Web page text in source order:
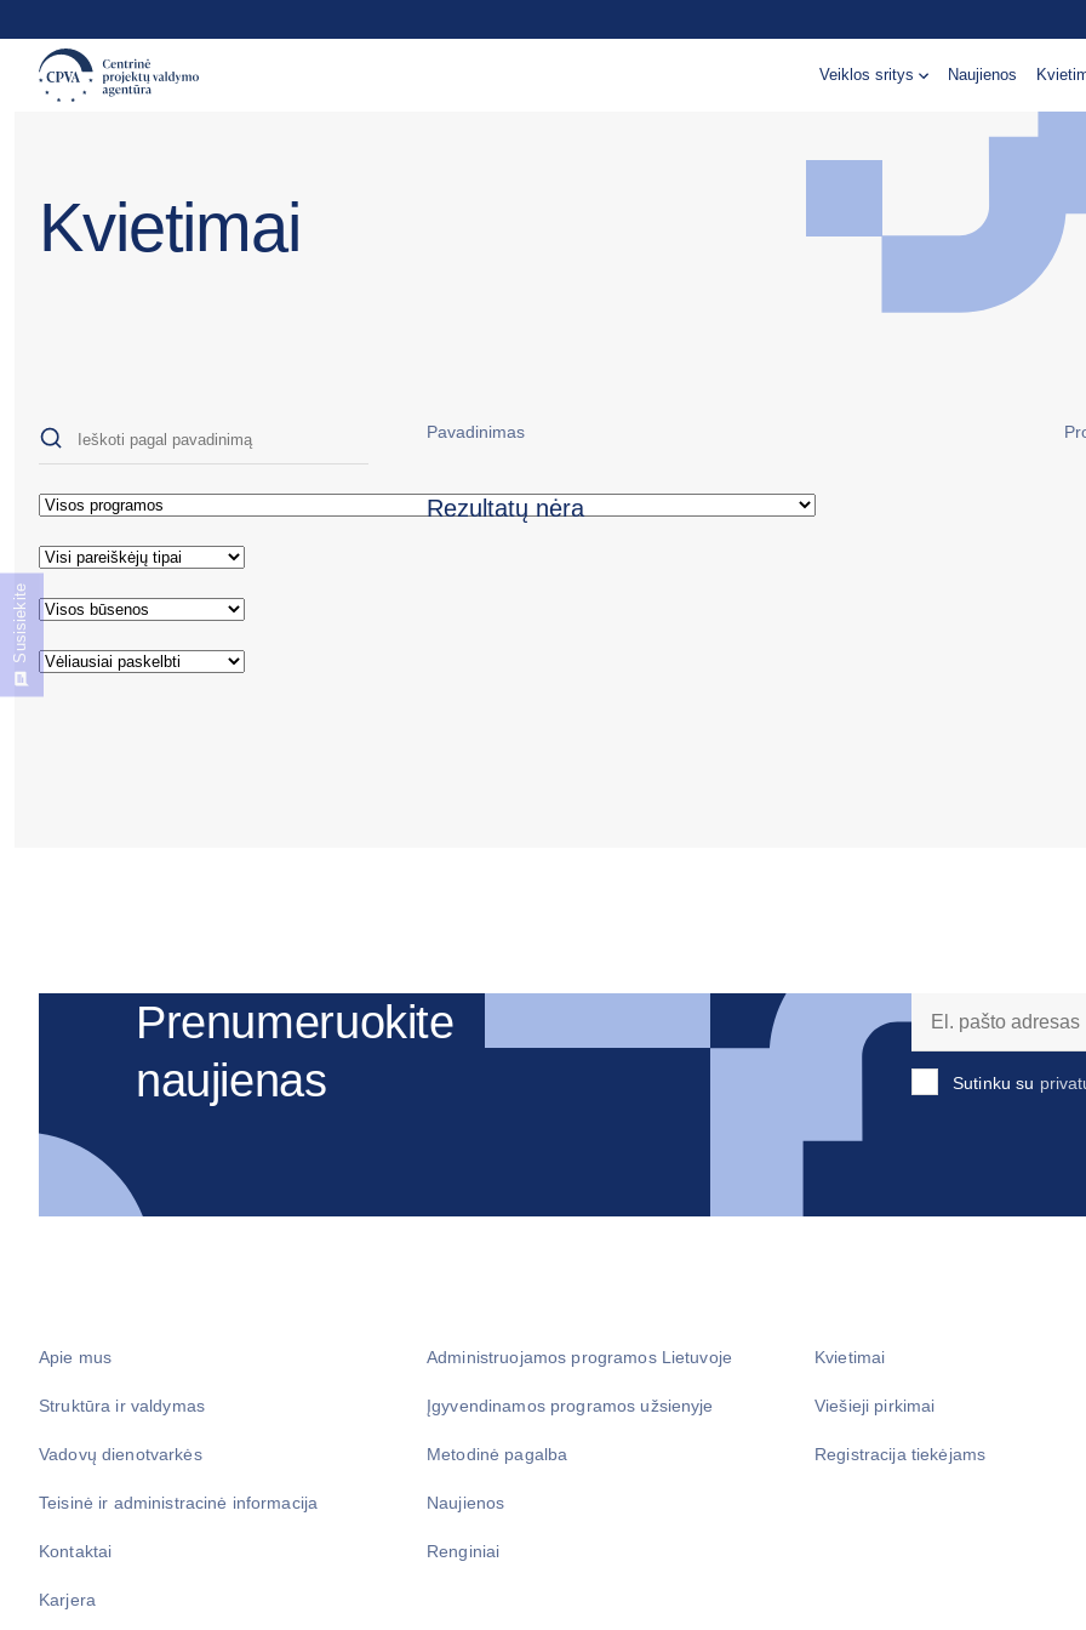
Veiklos sritys Naujienos
Kvietimai
Pavadinimas
Rezultatų nėra
Prenumeruokite
naujienas
Sutinku su
Apie mus
Struktūra ir valdymas
Vadovų dienotvarkės
Teisinė ir administracinė informacija
Kontaktai
Karjera
Administruojamos programos Lietuvoje
Įgyvendinamos programos užsienyje
Metodinė pagalba
Naujienos
Renginiai
Kvietimai
Viešieji pirkimai
Registracija tiekėjams
Susisiekite